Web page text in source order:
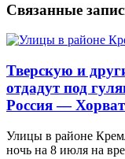
Связанные
Тверскую и
отдадут под
Россия —
Улицы в районе
ночь на 8 июля на